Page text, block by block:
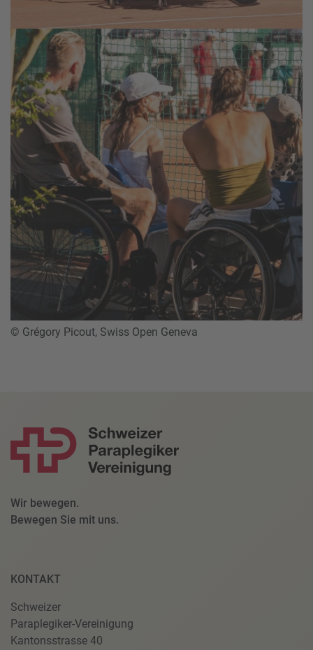
© Grégory Picout, Swiss Open Geneva
Wir bewegen.
Bewegen Sie mit uns.
KONTAKT
Schweizer
Paraplegiker-Vereinigung
Kantonsstrasse 40